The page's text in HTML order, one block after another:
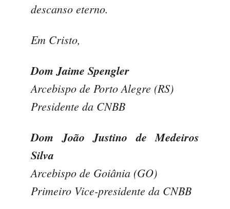
descanso eterno.
Em Cristo,
Dom Jaime Spengler
Arcebispo de Porto Alegre (RS)
Presidente da CNBB
Dom João Justino de Medeiros
Silva
Arcebispo de Goiânia (GO)
Primeiro Vice-presidente da CNBB